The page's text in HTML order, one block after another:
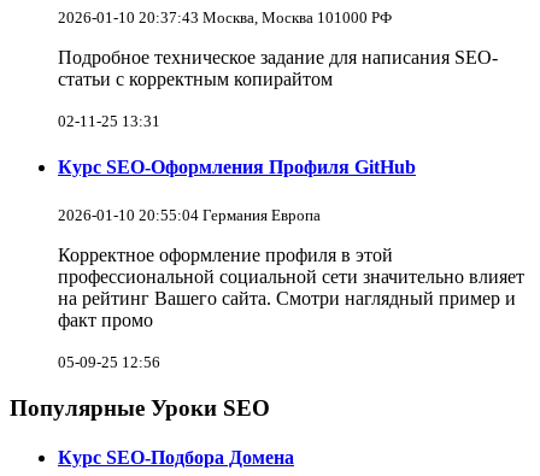
2026-01-10 20:37:43 Москва, Москва 101000 РФ
Подробное техническое задание для написания SEO-
статьи с корректным копирайтом
02-11-25 13:31
Курс SEO-Оформления Профиля GitHub
2026-01-10 20:55:04 Германия Европа
Корректное оформление профиля в этой
профессиональной социальной сети значительно влияет
на рейтинг Вашего сайта. Смотри наглядный пример и
факт промо
05-09-25 12:56
Популярные Уроки SEO
Курс SEO-Подбора Домена